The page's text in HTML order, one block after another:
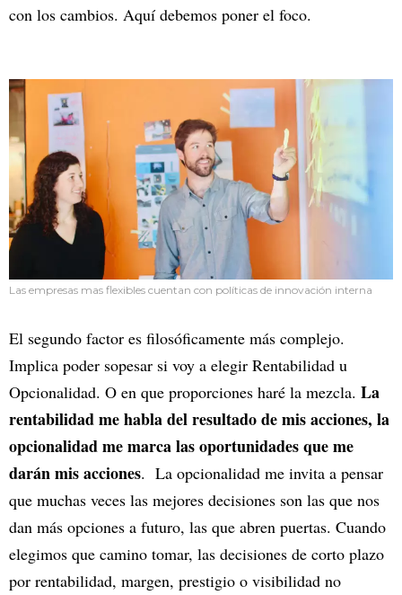
con los cambios. Aquí debemos poner el foco.
Las empresas mas flexibles cuentan con políticas de innovación interna
El segundo factor es filosóficamente más complejo.
Implica poder sopesar si voy a elegir Rentabilidad u
Opcionalidad. O en que proporciones haré la mezcla. La
rentabilidad me habla del resultado de mis acciones, la
opcionalidad me marca las oportunidades que me
darán mis acciones. La opcionalidad me invita a pensar
que muchas veces las mejores decisiones son las que nos
dan más opciones a futuro, las que abren puertas. Cuando
elegimos que camino tomar, las decisiones de corto plazo
por rentabilidad, margen, prestigio o visibilidad no